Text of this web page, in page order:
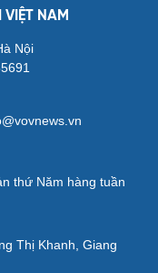
VIỆT NAM
Nội
thứ Năm hàng tuần
Thị Khanh, Giang